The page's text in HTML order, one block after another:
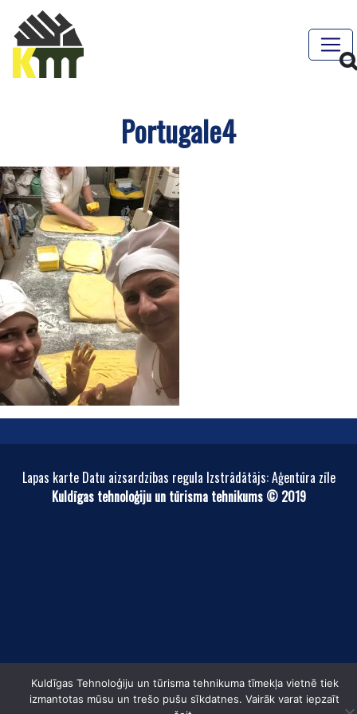
Portugale4
Lapas karte Datu aizsardzības regula Izstrādātājs: Aģentūra zīle
Kuldīgas tehnoloģiju un tūrisma tehnikums © 2019
Kuldīgas Tehnoloģiju un tūrisma tehnikuma tīmekļa vietnē tiek
izmantotas mūsu un trešo pušu sīkdatnes. Vairāk varat iepzaīt